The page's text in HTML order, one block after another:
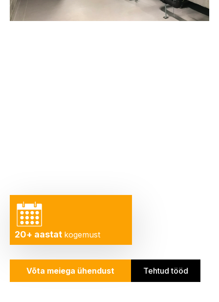
20+ aastat kogemust
Võta meiega ühendust Tehtud tööd